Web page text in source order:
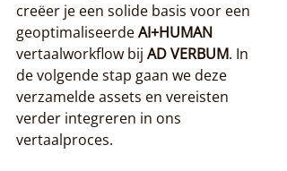
creëer je een solide basis voor een
geoptimaliseerde AI+HUMAN
vertaalworkflow bij AD VERBUM. In
de volgende stap gaan we deze
verzamelde assets en vereisten
verder integreren in ons
vertaalproces.